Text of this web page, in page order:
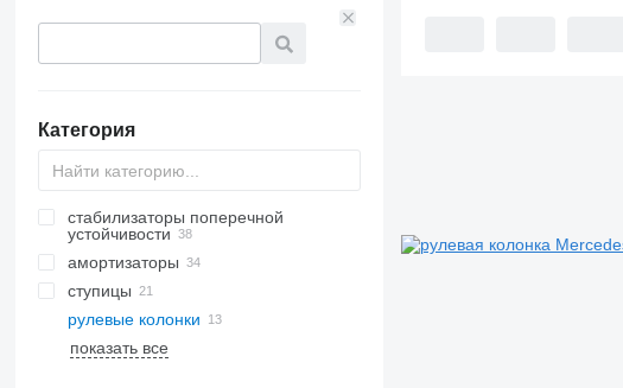
Категория
стабилизаторы поперечной
устойчивости
амортизаторы
ступицы
рулевые колонки
показать все